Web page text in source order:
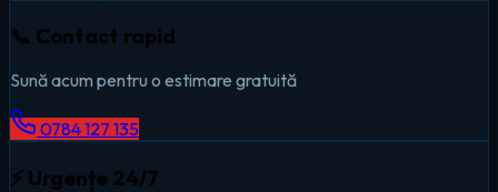
📞 Contact rapid
Sună acum pentru o estimare gratuită
0784 127 135
⚡ Urgențe 24/7